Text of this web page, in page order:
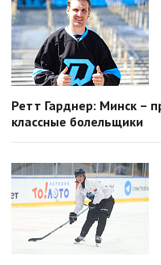
Ретт Гарднер: Минск –
классные болельщики